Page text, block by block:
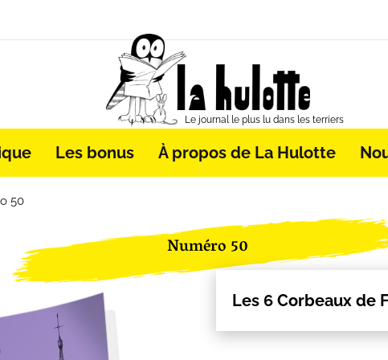
Le journal le plus lu dans les terriers
Les bonus À propos de La Hulotte
50
Numéro 50
Les 6 Corbeaux de